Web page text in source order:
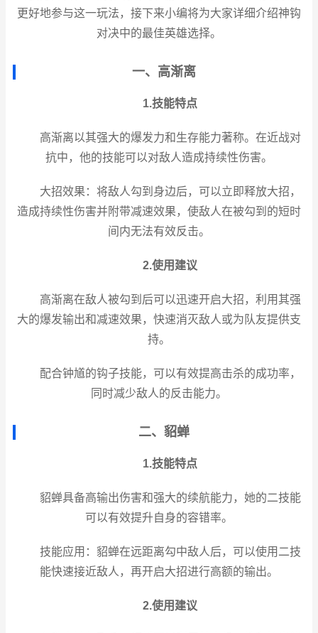
更好地参与这一玩法，接下来小编将为大家详细介绍神钩
对决中的最佳英雄选择。
一、高渐离
1.技能特点
高渐离以其强大的爆发力和生存能力著称。在近战对
抗中，他的技能可以对敌人造成持续性伤害。
大招效果：将敌人勾到身边后，可以立即释放大招，
造成持续性伤害并附带减速效果，使敌人在被勾到的短时
间内无法有效反击。
2.使用建议
高渐离在敌人被勾到后可以迅速开启大招，利用其强
大的爆发输出和减速效果，快速消灭敌人或为队友提供支
持。
配合钟馗的钩子技能，可以有效提高击杀的成功率，
同时减少敌人的反击能力。
二、貂蝉
1.技能特点
貂蝉具备高输出伤害和强大的续航能力，她的二技能
可以有效提升自身的容错率。
技能应用：貂蝉在远距离勾中敌人后，可以使用二技
能快速接近敌人，再开启大招进行高额的输出。
2.使用建议